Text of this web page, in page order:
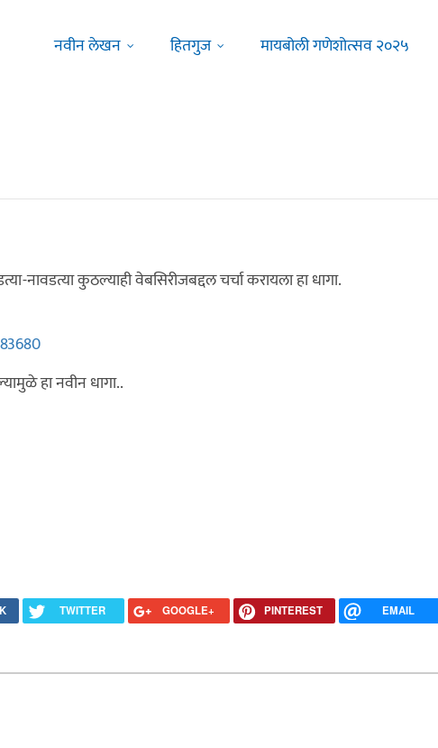
नवीन लेखन
हितगुज मायबोली गणेशोत्सव २०२५
नावडत्या कुठल्याही वेबसिरीजबद्दल चर्चा करायला हा धागा.
हा नवीन धागा..
TWITTER GOOGLE+ PINTEREST EMAIL